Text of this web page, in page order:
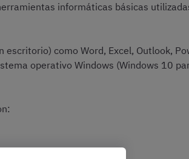
informáticas básicas
escritorio) como Word, Excel, Outlook,
operativo Windows (Windows 10